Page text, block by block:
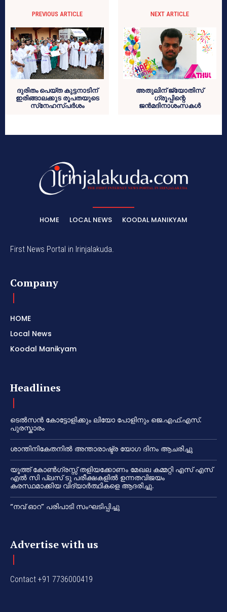
PREVIOUS ARTICLE
ദുരിതം പെയ്ത കുട്ടനാടിന്
ഇരിങ്ങാലക്കുട രൂപതയുടെ
സ്‌നേഹസ്പര്‍ശം
NEXT ARTICLE
അതുലിന് ജ്യോതിസ്
ഗ്രൂപ്പിന്റെ
ജന്‍മദിനാശംസകള്‍
HOME LOCAL NEWS KOODAL MANIKYAM
First News Portal in Irinjalakuda.
Company
HOME
Local News
Koodal Manikyam
Headlines
ടെൽസൻ കോട്ടോളിക്കും ലിയോ പോളിനും ജെ.എഫ്.എസ്.
പുരസ്കാരം
ശാന്തിനികേതനിൽ അന്താരാഷ്ട്ര യോഗ ദിനം ആചരിച്ചു
യൂത്ത് കോൺഗ്രസ്സ് തളിയക്കോണം മേഖല കമ്മറ്റി എസ് എസ്
എൽ സി പ്ലസ് ടു പരീക്ഷകളിൽ ഉന്നതവിജയം
കരസ്ഥമാക്കിയ വിദ്യാർത്ഥികളെ ആദരിച്ചു.
“നവ് ഓറ” പരിപാടി സംഘടിപ്പിച്ചു
Advertise with us
Contact +91 7736000419